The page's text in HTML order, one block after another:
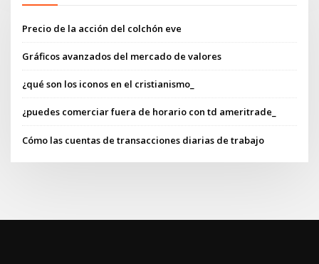
Precio de la acción del colchón eve
Gráficos avanzados del mercado de valores
¿qué son los iconos en el cristianismo_
¿puedes comerciar fuera de horario con td ameritrade_
Cómo las cuentas de transacciones diarias de trabajo